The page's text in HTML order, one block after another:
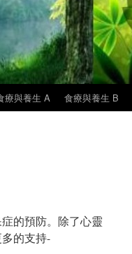
療與養生 A 食療與養生 B
的預防。除了心靈
多的支持-